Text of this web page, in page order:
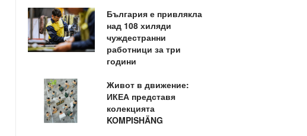
България е привлякла
над 108 хиляди
чуждестранни
работници за три
години
Живот в движение:
ИКЕА представя
колекцията
KOMPISHÄNG